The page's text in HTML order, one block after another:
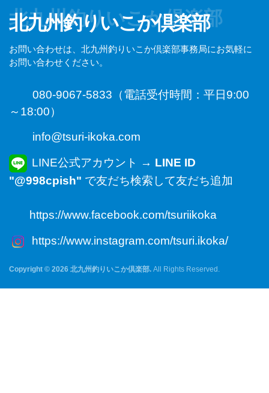
北九州釣りいこか倶楽部
北九州釣りいこか倶楽部
お問い合わせは、北九州釣りいこか倶楽部事務局にお気軽に
お問い合わせください。
080-9067-5833（電話受付時間：平日9:00
～18:00）
info@tsuri-ikoka.com
LINE公式アカウント → LINE ID
"@998cpish" で友だち検索して友だち追加
https://www.facebook.com/tsuriikoka
https://www.instagram.com/tsuri.ikoka/
Copyright © 2026 北九州釣りいこか倶楽部. All Rights Reserved.